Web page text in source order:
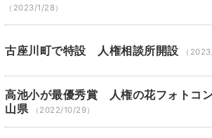
（2023/1/28）
古座川町で特設 人権相談所開設 （
高池小が最優秀賞 人権の花フォトコ
山県
（2022/10/29）